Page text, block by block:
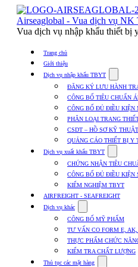
Skip
content
Airseaglobal - Vua dịch vụ
Vua dịch vụ nhập khẩu thiết bị
Trang chủ
Giới thiệu
Dịch vụ nhập khẩu TBYT
for
Dịch
vụ
nhập
khẩu
TBYT
ĐĂNG KÝ LƯU HÀNH
CÔNG BỐ TIÊU CHUẨN
CÔNG BỐ ĐỦ ĐIỀU KIỆN
PHÂN LOẠI TRANG
CSDT – HỒ SƠ KỸ
QUẢNG CÁO THIẾT BỊ Y
Dịch vụ xuất khẩu TBYT
for
Dịch
vụ
xuất
TBYT
CHỨNG NHẬN TIÊU
CÔNG BỐ ĐỦ ĐIỀU KIỆN
KIỂM NGHIỆM TBYT
AIRFREIGHT - SEAFREIGHT
Dịch vụ khác
submenu
for
Dịch
vụ
khác
CÔNG BỐ MỸ PHẨM
TƯ VẤN CO FORM E,
THỰC PHẨM CHỨC
KIỂM TRA CHẤT LƯỢNG
Thủ tục các mặt hàng